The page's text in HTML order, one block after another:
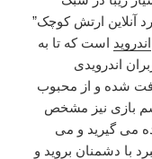
آنلاین ارتش کوچک”
اندروید است که تا به
اندرویدی
شده و از محبوب
بازی نیز مشخص
می گیرید و می
با دشمنان بروید و